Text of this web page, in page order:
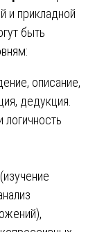
и прикладной
быть
описание,
дедукция.